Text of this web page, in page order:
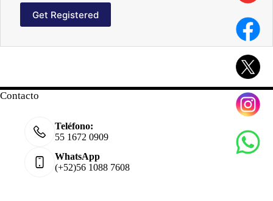
Get Registered
Contacto
Teléfono:
55 1672 0909
WhatsApp
(+52)56 1088 7608